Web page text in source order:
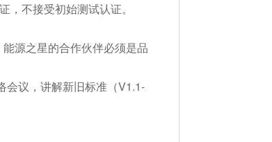
不接受初始测试认证。
源之星的合作伙伴必须是品
会议，讲解新旧标准（V1.1-